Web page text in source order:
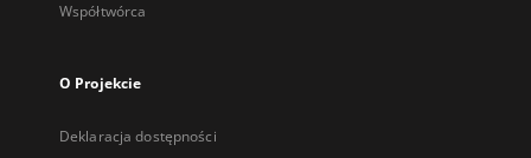
Współtwórca
O Projekcie
Deklaracja dostępności